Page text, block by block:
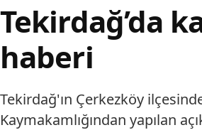
Tekirdağ’da
haberi
Tekirdağ'ın Çerkezköy
Kaymakamlığından yapılan